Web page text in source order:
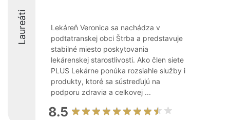
Laureáti
Lekáreň Veronica sa nachádza v
podtatranskej obci Štrba a predstavuje
stabilné miesto poskytovania
lekárenskej starostlivosti. Ako člen siete
PLUS Lekárne ponúka rozsiahle služby i
produkty, ktoré sa sústreďujú na
podporu zdravia a celkovej ...
8.5